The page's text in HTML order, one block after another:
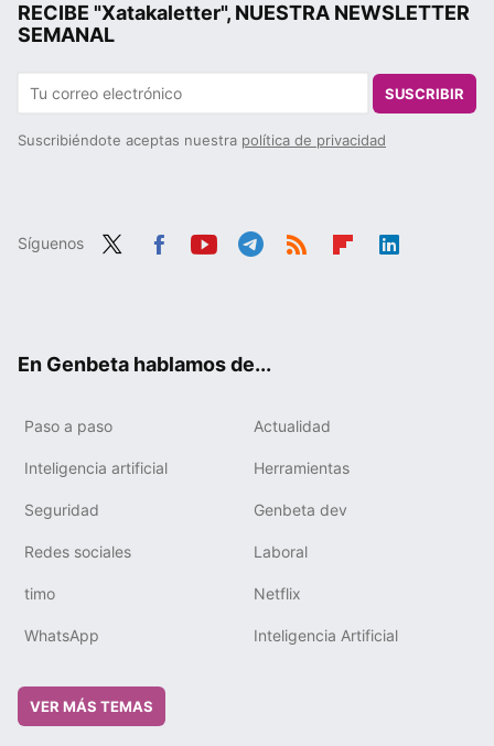
RECIBE "Xatakaletter", NUESTRA NEWSLETTER
SEMANAL
SUSCRIBIR
Suscribiéndote aceptas nuestra política de privacidad
Síguenos
En Genbeta hablamos de...
Paso a paso Actualidad
Inteligencia artificial Herramientas
Seguridad Genbeta dev
Redes sociales Laboral
timo Netflix
WhatsApp Inteligencia Artificial
VER MÁS TEMAS